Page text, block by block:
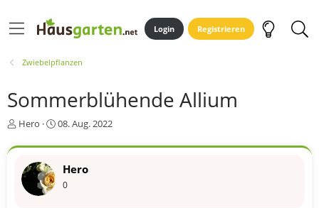
Login Registrieren
Zwiebelpflanzen
Sommerblühende Allium
E
s
e
Hero
E
s
08. Aug. 2022
Hero
0